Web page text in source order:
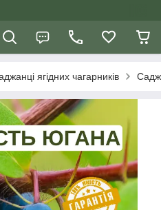
ягідних чагарників